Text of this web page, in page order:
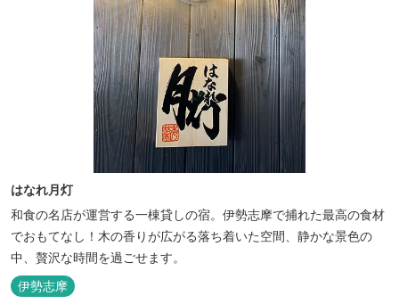
はなれ月灯
和食の名店が運営する一棟貸しの宿。伊勢志摩で捕れた最高の食材
でおもてなし！木の香りが広がる落ち着いた空間、静かな景色の
中、贅沢な時間を過ごせます。
伊勢志摩